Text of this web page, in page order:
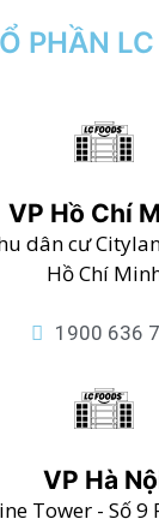
PHẦN
VP Hồ Chí
dân cư
Hồ Chí
1900 636
VP Hà
Tower - Số